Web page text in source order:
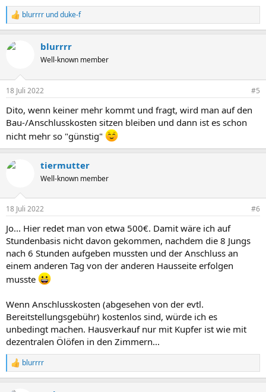
R
e
k
e
:
blurrrr undduke-f
blurrrr
Well-known member
18 Juli 2022 #5
Dito, wenn keiner mehr kommt und fragt, wird man auf den
Bau-/Anschlusskosten sitzen bleiben und dann ist es schon
nicht mehr so "günstig"
tiermutter
Well-known member
18 Juli 2022 #6
Jo... Hier redet man von etwa 500€. Damit wäre ich auf
Stundenbasis nicht davon gekommen, nachdem die 8 Jungs
nach 6 Stunden aufgeben mussten und der Anschluss an
einem anderen Tag von der anderen Hausseite erfolgen
musste
Wenn Anschlusskosten (abgesehen von der evtl.
Bereitstellungsgebühr) kostenlos sind, würde ich es
unbedingt machen. Hausverkauf nur mit Kupfer ist wie mit
dezentralen Ölöfen in den Zimmern...
R
e
blurrrr